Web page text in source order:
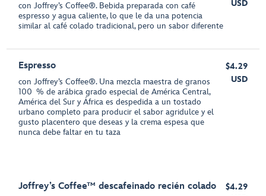
con Joffrey’s Coffee®. Bebida preparada con café
espresso y agua caliente, lo que le da una potencia
similar al café colado tradicional, pero un sabor diferente
USD
Espresso
con Joffrey’s Coffee®. Una mezcla maestra de granos
100 % de arábica grado especial de América Central,
América del Sur y África es despedida a un tostado
urbano completo para producir el sabor agridulce y el
gusto placentero que deseas y la crema espesa que
nunca debe faltar en tu taza
$4.29
USD
Joffrey’s Coffee™ descafeinado recién colado
$4.29